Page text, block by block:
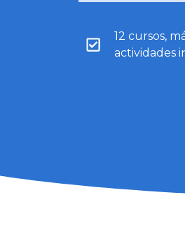
12 cursos,
actividades